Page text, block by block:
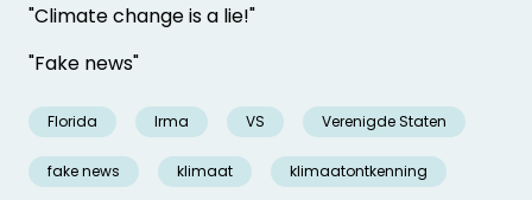
"Climate change is a lie!"
"Fake news"
Florida Irma VS Verenigde Staten
fake news klimaat klimaatontkenning